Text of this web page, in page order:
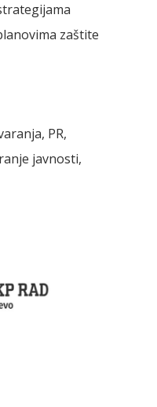
zaštite
PR,
javnosti,